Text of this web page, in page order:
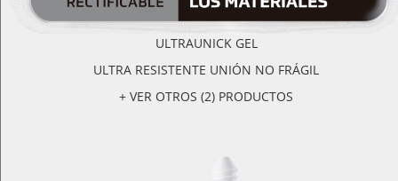
ULTRAUNICK GEL
ULTRA RESISTENTE UNIÓN NO FRÁGIL
+ VER OTROS (2) PRODUCTOS